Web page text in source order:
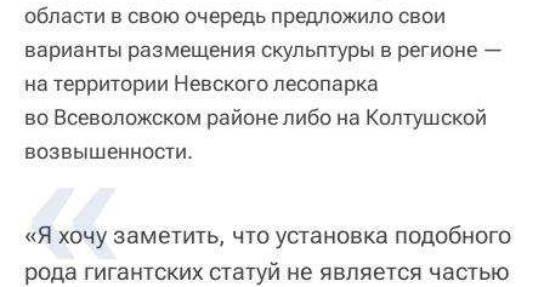
области в свою очередь предложило свои
варианты размещения скульптуры в регионе —
на территории Невского лесопарка
во Всеволожском районе либо на Колтушской
возвышенности.
«Я хочу заметить, что установка подобного
рода гигантских статуй не является частью